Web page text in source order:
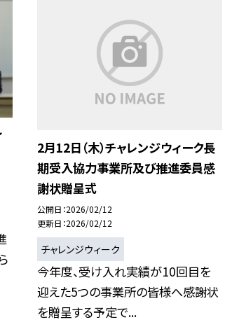
2月12日（木）チャレンジウィーク長
期受入協力事業所及び推進委員感
謝状贈呈式
公開日 2026/02/12
更新日 2026/02/12
チャレンジウィーク
今年度、受け入れ実績が10回目を
迎えた5つの事業所の皆様へ感謝状
を贈呈する予定で...